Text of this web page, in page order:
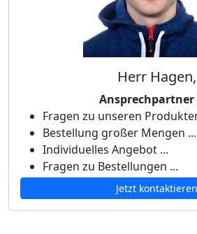
Herr Hagen,
Fragen zu unseren
Bestellung großer Mengen ...
Individuelles Angebot ...
Fragen zu Bestellungen ...
Jetzt kontaktieren